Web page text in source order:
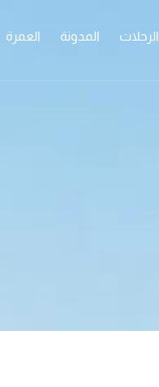
الرحلات المدونة العمرة